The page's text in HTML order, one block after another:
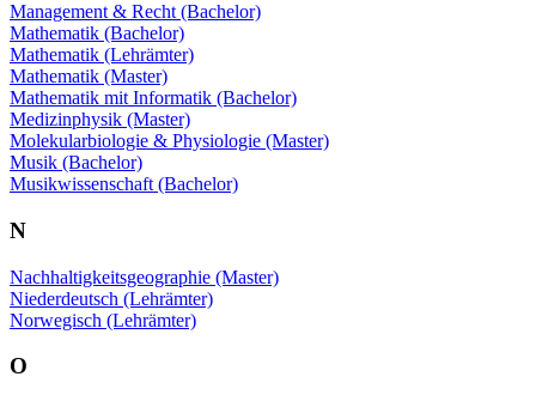
Management & Recht (Bachelor)
Mathematik (Bachelor)
Mathematik (Lehrämter)
Mathematik (Master)
Mathematik mit Informatik (Bachelor)
Medizinphysik (Master)
Molekularbiologie & Physiologie (Master)
Musik (Bachelor)
Musikwissenschaft (Bachelor)
N
Nachhaltigkeitsgeographie (Master)
Niederdeutsch (Lehrämter)
Norwegisch (Lehrämter)
O